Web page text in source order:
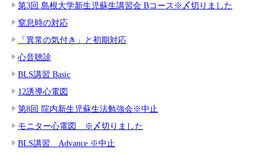
第3回 島根大学新生児蘇生講習会 Bコース※〆切りました
窒息時の対応
「異常の気付き」と初期対応
心音聴診
BLS講習 Basic
12誘導心電図
第8回 院内新生児蘇生法勉強会※中止
モニター心電図 ※〆切りました
BLS講習 Advance ※中止